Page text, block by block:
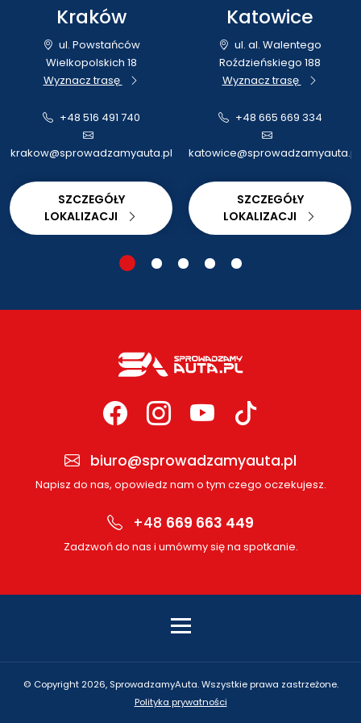
Kraków
ul. Powstańców
Wielkopolskich 18
Wyznacz trasę
+48 516 491 740
krakow@sprowadzamyauta.pl
SZCZEGÓŁY
LOKALIZACJI
Katowice
ul. al. Walentego
Roździeńskiego 188
Wyznacz trasę
+48 665 669 334
katowice@sprowadzamyauta.pl
SZCZEGÓŁY
LOKALIZACJI
biuro@sprowadzamyauta.pl
Napisz do nas, opowiedz nam o tym czego oczekujesz.
+48 669 663 449
Zadzwoń do nas i umówmy się na spotkanie.
© Copyright 2026, SprowadzamyAuta. Wszystkie prawa zastrzeżone.
Polityka prywatności